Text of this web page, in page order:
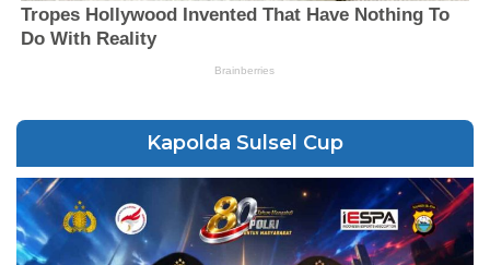
Kapolda Sulsel Cup